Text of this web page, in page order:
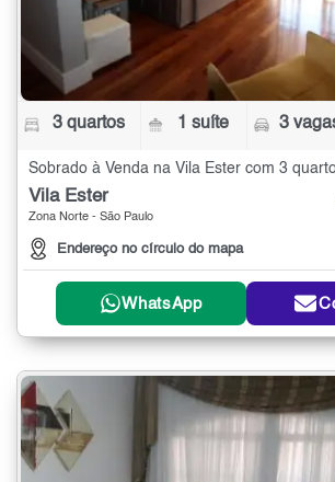
3 quartos 1 suíte 3
Sobrado à Venda na Vila Ester com 3
Vila Ester
Zona Norte - São Paulo
Endereço no círculo do mapa
WhatsApp